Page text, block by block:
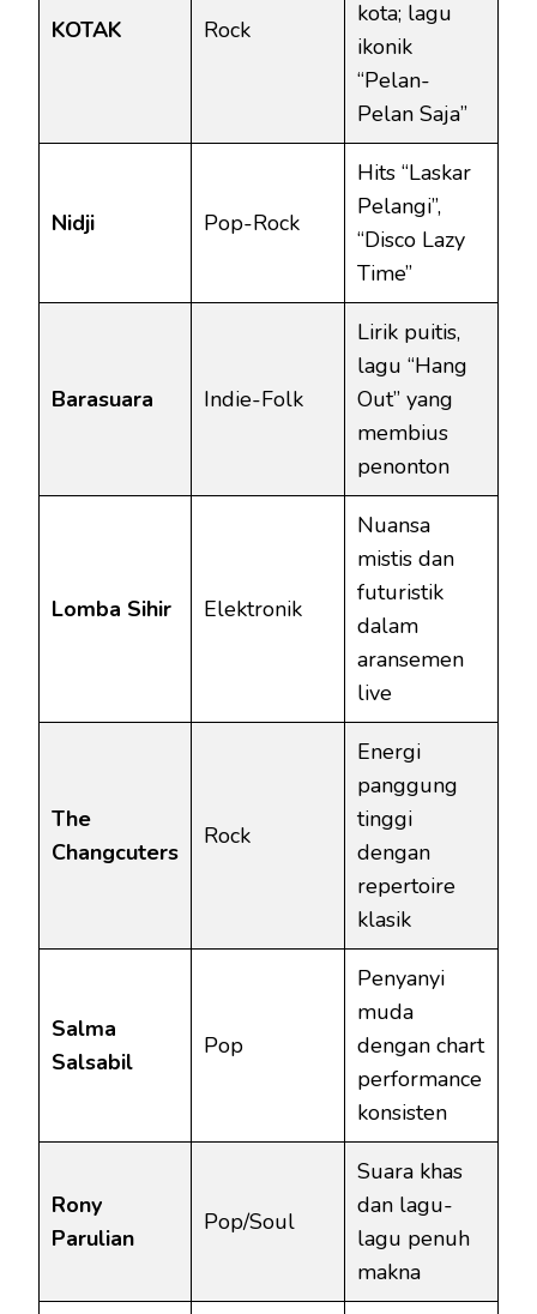
KOTAK Rock
kota; lagu
ikonik
“Pelan-
Pelan Saja”
Nidji Pop-Rock
Hits “Laskar
Pelangi”,
“Disco Lazy
Time”
Barasuara Indie-Folk
Lirik puitis,
lagu “Hang
Out” yang
membius
penonton
Lomba Sihir Elektronik
Nuansa
mistis dan
futuristik
dalam
aransemen
live
The
Changcuters
Rock
Energi
panggung
tinggi
dengan
repertoire
klasik
Salma
Salsabil
Pop
Penyanyi
muda
dengan chart
performance
konsisten
Rony
Parulian
Pop/Soul
Suara khas
dan lagu-
lagu penuh
makna